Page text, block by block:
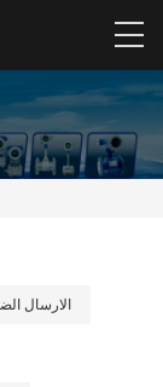
الارسال